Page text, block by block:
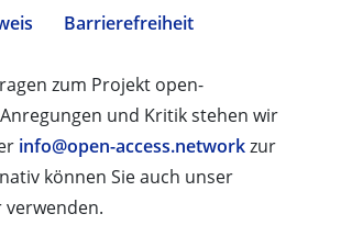
Barrierefreiheit
zum Projekt open-
und Kritik stehen wir
info@open-access.networkzur
können Sie auch unser